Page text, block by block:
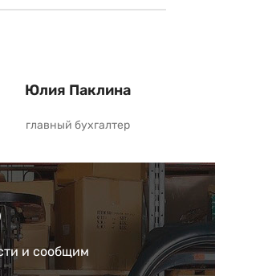
Юлия Паклина
главный бухгалтер
и сообщим